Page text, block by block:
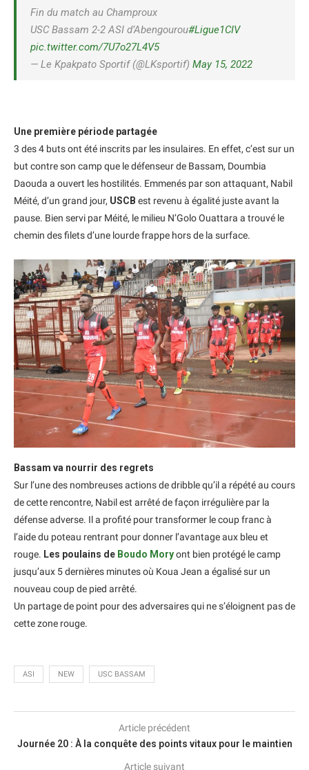
Fin du match au Champroux
USC Bassam 2-2 ASI d’Abengourou#Ligue1CIV
pic.twitter.com/7U7o27L4V5
— Le Kpakpato Sportif (@LKsportif) May 15, 2022
Une première période partagée
3 des 4 buts ont été inscrits par les insulaires. En effet, c’est sur un
but contre son camp que le défenseur de Bassam, Doumbia
Daouda a ouvert les hostilités. Emmenés par son attaquant, Nabil
Méité, d’un grand jour, USCB est revenu à égalité juste avant la
pause. Bien servi par Méité, le milieu N’Golo Ouattara a trouvé le
chemin des filets d’une lourde frappe hors de la surface.
Bassam va nourrir des regrets
Sur l’une des nombreuses actions de dribble qu’il a répété au cours
de cette rencontre, Nabil est arrêté de façon irrégulière par la
défense adverse. Il a profité pour transformer le coup franc à
l’aide du poteau rentrant pour donner l’avantage aux bleu et
rouge. Les poulains de Boudo Moryont bien protégé le camp
jusqu’aux 5 dernières minutes où Koua Jean a égalisé sur un
nouveau coup de pied arrêté.
Un partage de point pour des adversaires qui ne s’éloignent pas de
cette zone rouge.
ASI NEW USC BASSAM
Article précédent
Journée 20 : À la conquête des points vitaux pour le maintien
Article suivant